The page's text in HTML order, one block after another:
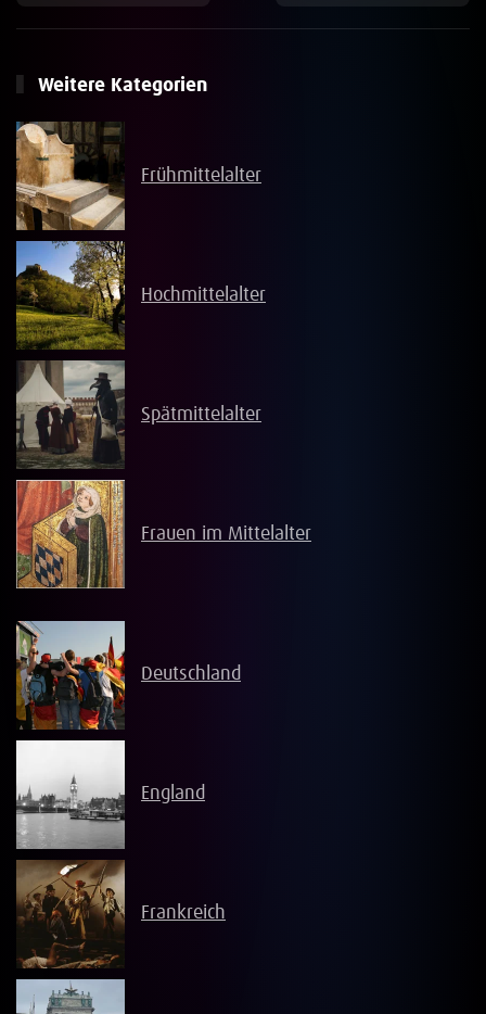
Weitere Kategorien
Frühmittelalter
Hochmittelalter
Spätmittelalter
Frauen im Mittelalter
Deutschland
England
Frankreich